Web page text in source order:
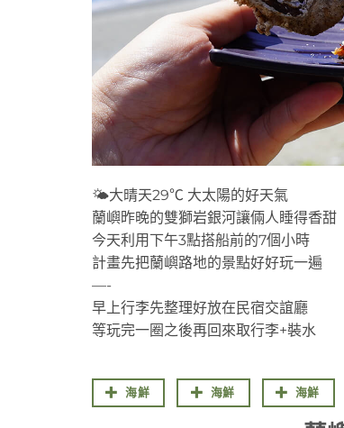
🌤大晴天29℃ 大太陽的好天氣
蘭嶼昨晚的雙獅岩銀河讓倆人睡得香甜
今天利用下午3點搭船前的7個小時
計畫先把蘭嶼路地的景點好好玩一遍
—-
早上行李先整理好放在民宿交誼廳
等玩完一圈之後再回來取行李+裝水
海鮮 海鮮 海鮮